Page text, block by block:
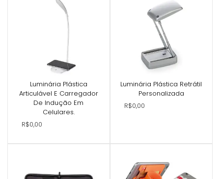
Luminária Plástica
Articulável E Carregador
De Indução Em
Celulares.
R$0,00
Luminária Plástica Retrátil
Personalizada
R$0,00